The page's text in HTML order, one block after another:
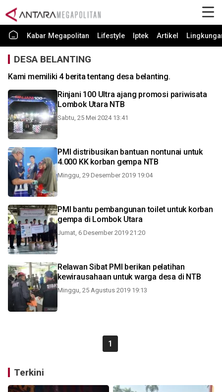
Kabar Megapolitan Lifestyle Iptek Artikel
DESA BELANTING
Kami memiliki 4 berita tentang desa belanting.
Rinjani 100 Ultra ajang promosi pariwisata
Lombok Utara NTB
Sabtu, 25 Mei 2024 13:41
PMI distribusikan bantuan nontunai untuk
4.000 KK korban gempa NTB
Minggu, 29 Desember 2019 19:04
PMI bantu pembangunan toilet untuk korban
gempa di Lombok Utara
Jumat, 6 Desember 2019 21:20
Relawan Sibat PMI berikan pelatihan
kewirausahaan untuk warga desa di NTB
Minggu, 25 Agustus 2019 19:13
1
Terkini